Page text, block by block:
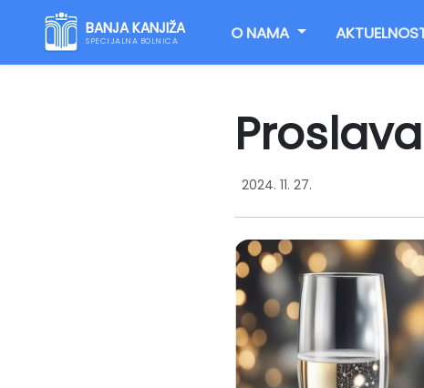
BANJA KANJIŽA
SPECIJALNA BOLNICA O NAMA
2024. 11. 27.